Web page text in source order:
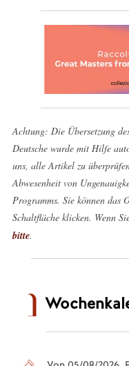
Achtung: Die Übersetzung
Deutsche wurde mit Hilfe
uns, alle Artikel zu
Abwesenheit von
Programms. Sie können
Schaltfläche klicken. Wenn
bitte.